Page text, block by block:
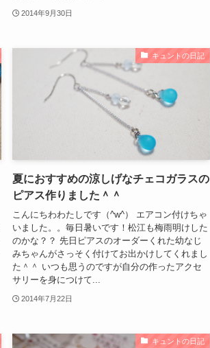
2014年9月30日
キュントの日記
夏におすすめの涼しげなチェコガラスの
ピアス作りました＾＾
こんにちわわたしです（^w^） エアコン付けちゃ
いました。。毎日暑いです！松江も梅雨明けした
のかな？？ 先日ピアスのオーダーくれた幼なじ
みちゃんがさっそく付けてお出かけしてくれまし
た＾＾ いつも思うのですが自分の作ったアクセ
サリーを身につけて...
2014年7月22日
キュントの日記